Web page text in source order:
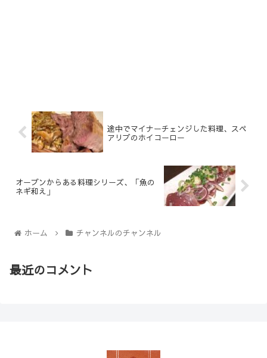
途中でマイナーチェンジした料理、スペ
アリブのホイコーロー
オープンからある料理シリーズ、「魚の
ネギ和え」
ホーム チャンネルのチャンネル
最近のコメント